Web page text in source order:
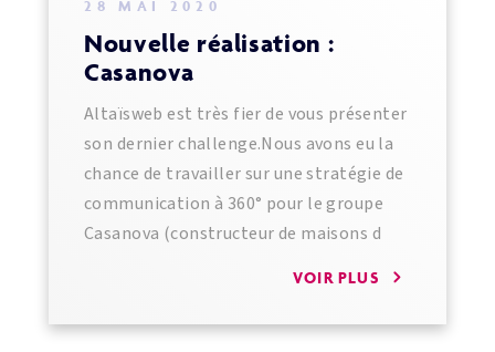
28 MAI 2020
Nouvelle réalisation :
Casanova
Altaïsweb est très fier de vous présenter
son dernier challenge.Nous avons eu la
chance de travailler sur une stratégie de
communication à 360° pour le groupe
Casanova (constructeur de maisons d
VOIR PLUS